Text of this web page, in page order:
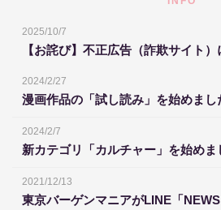
2025/10/7
【お詫び】不正広告（詐欺サイト）
2024/2/27
漫画作品の「試し読み」を始めまし
2024/2/7
新カテゴリ「カルチャー」を始めま
2021/12/13
東京バーゲンマニアがLINE「